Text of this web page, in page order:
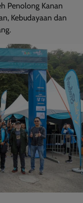
Penolong Kanan
Kebudayaan dan